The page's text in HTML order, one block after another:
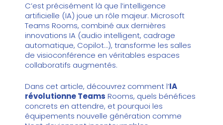
C’est précisément là que l’intelligence
artificielle (IA) joue un rôle majeur. Microsoft
Teams Rooms, combiné aux dernières
innovations IA (audio intelligent, cadrage
automatique, Copilot…), transforme les salles
de visioconférence en véritables espaces
collaboratifs augmentés.
Dans cet article, découvrez comment l’IA
révolutionne Teams Rooms, quels bénéfices
concrets en attendre, et pourquoi les
équipements nouvelle génération comme